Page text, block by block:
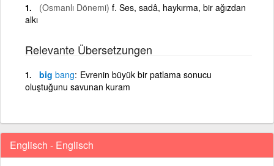
(Osmanlı Dönemi) f. Ses, sadâ, haykırma, bir ağızdan
alkı
Relevante Übersetzungen
big bang Evrenin büyük bir patlama sonucu
oluştuğunu savunan kuram
Englisch - Englisch